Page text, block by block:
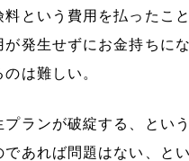
という費用を払ったこ
発生せずにお金持ちに
は難しい。
ランが破綻する、とい
あれば問題はない、と